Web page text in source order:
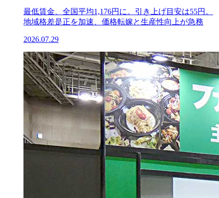
最低賃金、全国平均1,176円に。引き上げ目安は55円。
地域格差是正を加速、価格転嫁と生産性向上が急務
2026.07.29